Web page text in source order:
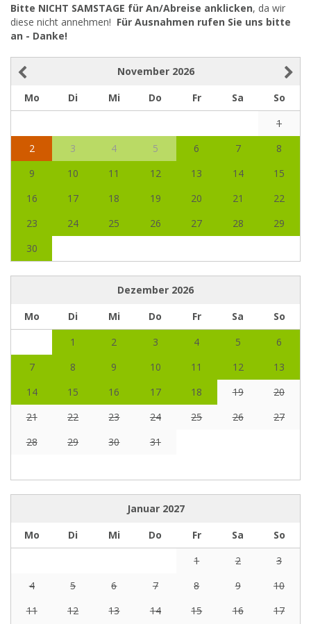
Bitte NICHT SAMSTAGE für An/Abreise anklicken, da wir
diese nicht annehmen! Für Ausnahmen rufen Sie uns bitte
an - Danke!
November 2026
Mo
Di Mi Do Fr Sa
So
1
2
3 4 5 6 7
8
9
10 11 12 13 14
15
16
17 18 19 20 21
22
23
24 25 26 27 28
29
30
Dezember 2026
Mo
Di Mi Do Fr Sa
So
1
2 3 4 5
6
7
8 9 10 11 12
13
14
15 16 17 18 19
20
21
22 23 24 25 26
27
28
29 30 31
Januar 2027
Mo
Di Mi Do Fr Sa
So
1
2
3
4
5 6 7 8 9
10
11
12 13 14 15 16
17